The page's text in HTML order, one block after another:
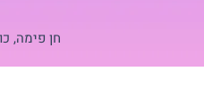
חן פימה,